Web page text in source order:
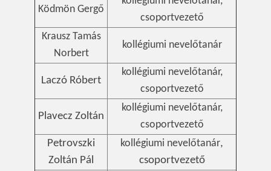
Ködmön Gergő
csoportvezető
Krausz Tamás
Norbert
kollégiumi nevelőtanár
Laczó Róbert
kollégiumi nevelőtanár,
csoportvezető
Plavecz Zoltán
kollégiumi nevelőtanár,
csoportvezető
Petrovszki
Zoltán Pál
kollégiumi nevelőtanár,
csoportvezető